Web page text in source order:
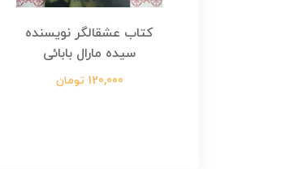
کتاب عشقالگر نویسنده
سیده مارال بابائی
120,000 تومان